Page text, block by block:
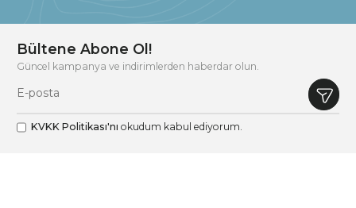
Bültene Abone Ol!
Güncel kampanya ve indirimlerden haberdar olun.
KVKK Politikası'nı okudum kabul ediyorum.